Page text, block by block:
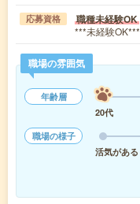
応募資格 職種未経験OK
***未経験OK***
職場の雰囲気
年齢層
20代
職場の様子
活気がある